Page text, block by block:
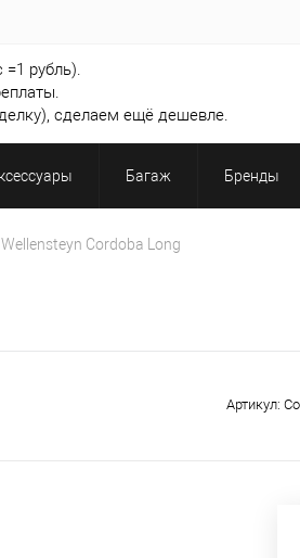
рубль).
сделаем ещё дешевле.
Багаж Бренды
Cordoba Long
Артикул: